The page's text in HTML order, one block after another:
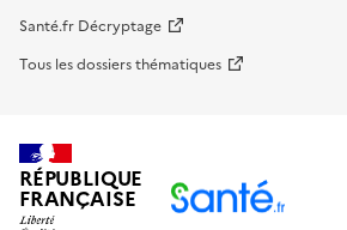
Santé.fr Décryptage
Tous les dossiers thématiques
RÉPUBLIQUE
FRANÇAISE